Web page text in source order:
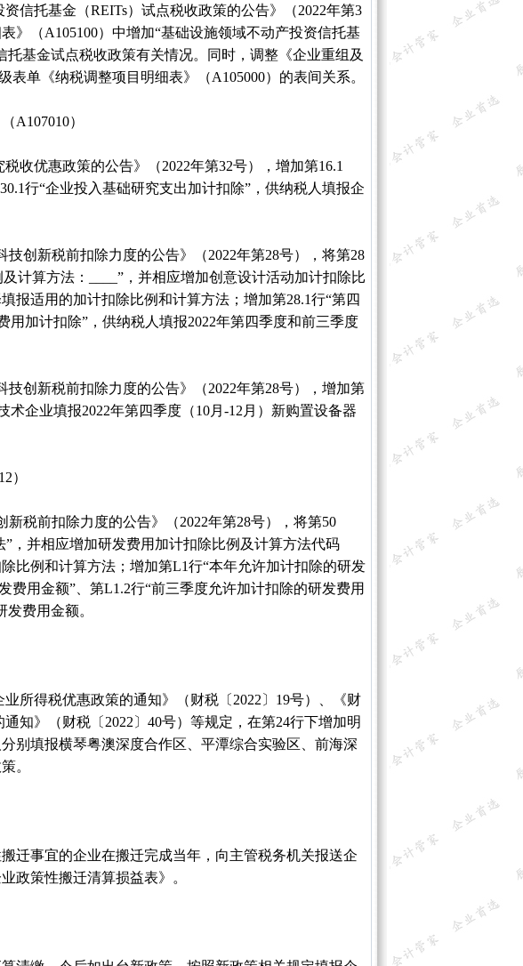
信托基金（REITs）试点税收政策的公告》（2022年第3
》（A105100）中增加“基础设施领域不动产投资信托基
基金试点税收政策有关情况。同时，调整《企业重组及
单《纳税调整项目明细表》（A105000）的表间关系。
A107010）
收优惠政策的公告》（2022年第32号），增加第16.1
行“企业投入基础研究支出加计扣除”，供纳税人填报企
创新税前扣除力度的公告》（2022年第28号），将第28
计算方法：____”，并相应增加创意设计活动加计扣除比
报适用的加计扣除比例和计算方法；增加第28.1行“第四
用加计扣除”，供纳税人填报2022年第四季度和前三季度
创新税前扣除力度的公告》（2022年第28号），增加第
术企业填报2022年第四季度（10月-12月）新购置设备器
）
税前扣除力度的公告》（2022年第28号），将第50
，并相应增加研发费用加计扣除比例及计算方法代码
比例和计算方法；增加第L1行“本年允许加计扣除的研发
费用金额”、第L1.2行“前三季度允许加计扣除的研发费用
费用金额。
所得税优惠政策的通知》（财税〔2022〕19号）、《财
知》（财税〔2022〕40号）等规定，在第24行下增加明
别填报横琴粤澳深度合作区、平潭综合实验区、前海深
。
迁事宜的企业在搬迁完成当年，向主管税务机关报送企
政策性搬迁清算损益表》。